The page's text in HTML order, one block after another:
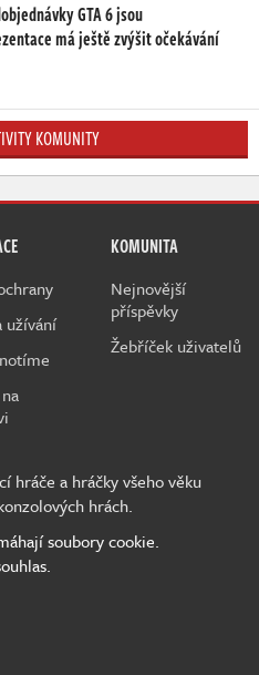
GTA 6 jsou
má ještě zvýšit očekávání
KOMUNITY
užívání
KOMUNITA
Nejnovější
příspěvky
Žebříček uživatelů
hráče a hráčky všeho věku
hrách.
soubory cookie.